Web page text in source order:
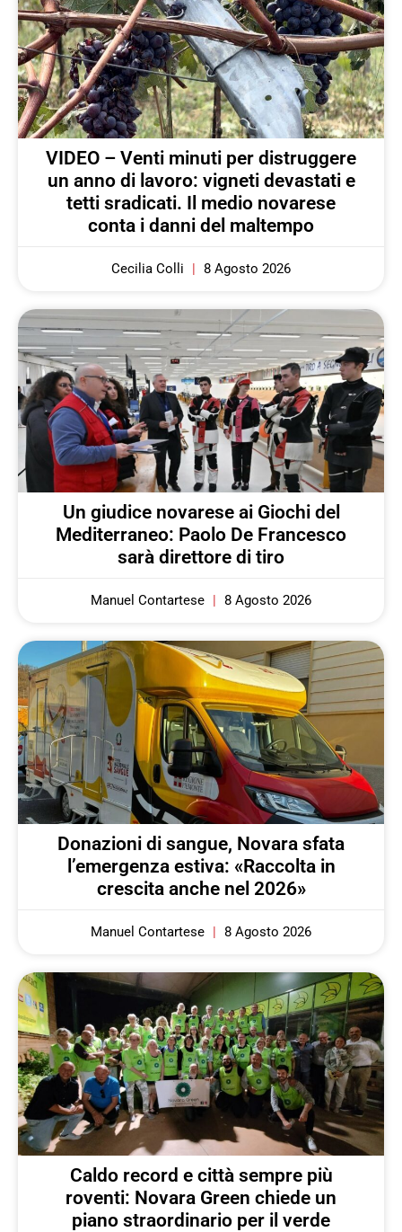
VIDEO – Venti minuti per distruggere
un anno di lavoro: vigneti devastati e
tetti sradicati. Il medio novarese
conta i danni del maltempo
Cecilia Colli 8 Agosto 2026
Un giudice novarese ai Giochi del
Mediterraneo: Paolo De Francesco
sarà direttore di tiro
Manuel Contartese 8 Agosto 2026
Donazioni di sangue, Novara sfata
l’emergenza estiva: «Raccolta in
crescita anche nel 2026»
Manuel Contartese 8 Agosto 2026
Caldo record e città sempre più
roventi: Novara Green chiede un
piano straordinario per il verde